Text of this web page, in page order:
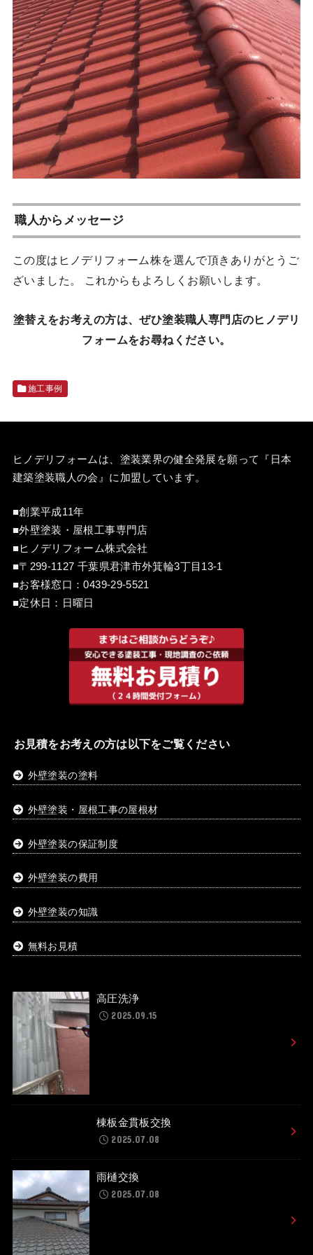
職人からメッセージ
この度はヒノデリフォーム株を選んで頂きありがとうご
ざいました。 これからもよろしくお願いします。
塗替えをお考えの方は、ぜひ塗装職人専門店のヒノデリ
フォームをお尋ねください。
施工事例
ヒノデリフォームは、塗装業界の健全発展を願って『 日本
建築塗装職人の会 』に加盟しています。
■創業平成11年
■外壁塗装・屋根工事専門店
■ヒノデリフォーム株式会社
■〒299-1127 千葉県君津市外箕輪3丁目13-1
■お客様窓口：0439-29-5521
■定休日：日曜日
お見積をお考えの方は以下をご覧ください
外壁塗装の塗料
外壁塗装・屋根工事の屋根材
外壁塗装の保証制度
外壁塗装の費用
外壁塗装の知識
無料お見積
高圧洗浄
2025.09.15
棟板金貫板交換
2025.07.08
雨樋交換
2025.07.08